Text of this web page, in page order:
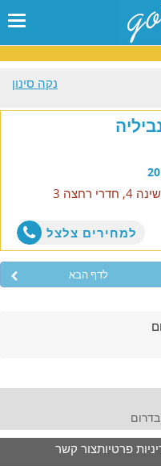
נקה סינון
20
רחצה 3
למחירים צלצל
לדף הבא
בדרום
פרטיותצור קשר